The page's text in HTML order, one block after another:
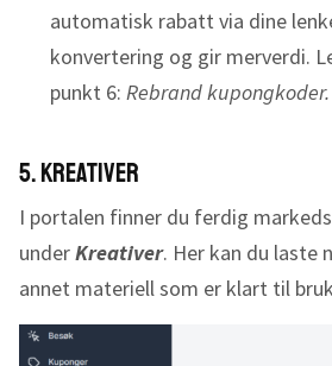
automatisk rabatt via dine
konvertering og gir merverdi.
punkt 6: Rebrand kupongkoder.
5. Kreativer
I portalen finner du ferdig
underKreativer. Her kan du laste
annet materiell som er klart til